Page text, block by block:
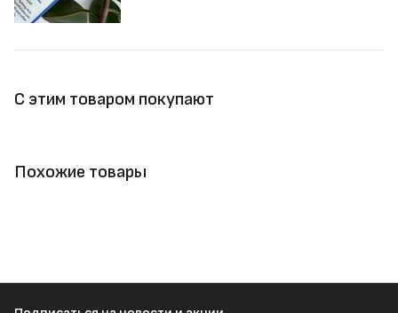
С этим товаром покупают
Похожие товары